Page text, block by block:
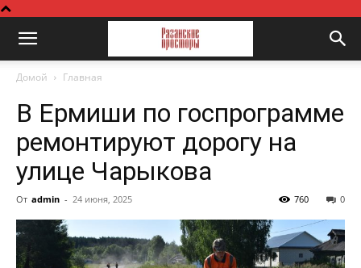
Домой Главная
В Ермиши по госпрограмме
ремонтируют дорогу на
улице Чарыкова
От admin - 24 июня, 2025 0
760